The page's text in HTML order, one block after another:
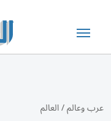
عرب وعالم/العالم